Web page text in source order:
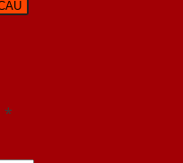
*